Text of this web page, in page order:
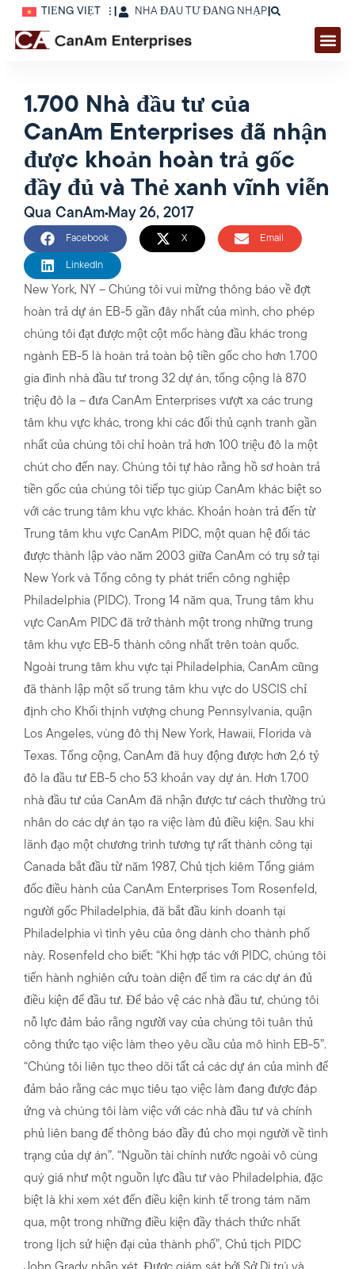
TIẾNG VIỆT NHÀ ĐẦU TƯ ĐĂNG NHẬP |
1.700 Nhà đầu tư của
CanAm Enterprises đã nhận
được khoản hoàn trả gốc
đầy đủ và Thẻ xanh vĩnh viễn
Qua CanAmMay 26, 2017
Facebook X Email
LinkedIn
New York, NY – Chúng tôi vui mừng thông báo về đợt
hoàn trả dự án EB-5 gần đây nhất của mình, cho phép
chúng tôi đạt được một cột mốc hàng đầu khác trong
ngành EB-5 là hoàn trả toàn bộ tiền gốc cho hơn 1.700
gia đình nhà đầu tư trong 32 dự án, tổng cộng là 870
triệu đô la – đưa CanAm Enterprises vượt xa các trung
tâm khu vực khác, trong khi các đối thủ cạnh tranh gần
nhất của chúng tôi chỉ hoàn trả hơn 100 triệu đô la một
chút cho đến nay. Chúng tôi tự hào rằng hồ sơ hoàn trả
tiền gốc của chúng tôi tiếp tục giúp CanAm khác biệt so
với các trung tâm khu vực khác. Khoản hoàn trả đến từ
Trung tâm khu vực CanAm PIDC, một quan hệ đối tác
được thành lập vào năm 2003 giữa CanAm có trụ sở tại
New York và Tổng công ty phát triển công nghiệp
Philadelphia (PIDC). Trong 14 năm qua, Trung tâm khu
vực CanAm PIDC đã trở thành một trong những trung
tâm khu vực EB-5 thành công nhất trên toàn quốc.
Ngoài trung tâm khu vực tại Philadelphia, CanAm cũng
đã thành lập một số trung tâm khu vực do USCIS chỉ
định cho Khối thịnh vượng chung Pennsylvania, quận
Los Angeles, vùng đô thị New York, Hawaii, Florida và
Texas. Tổng cộng, CanAm đã huy động được hơn 2,6 tỷ
đô la đầu tư EB-5 cho 53 khoản vay dự án. Hơn 1.700
nhà đầu tư của CanAm đã nhận được tư cách thường trú
nhân do các dự án tạo ra việc làm đủ điều kiện. Sau khi
lãnh đạo một chương trình tương tự rất thành công tại
Canada bắt đầu từ năm 1987, Chủ tịch kiêm Tổng giám
đốc điều hành của CanAm Enterprises Tom Rosenfeld,
người gốc Philadelphia, đã bắt đầu kinh doanh tại
Philadelphia vì tình yêu của ông dành cho thành phố
này. Rosenfeld cho biết: “Khi hợp tác với PIDC, chúng tôi
tiến hành nghiên cứu toàn diện để tìm ra các dự án đủ
điều kiện để đầu tư. Để bảo vệ các nhà đầu tư, chúng tôi
nỗ lực đảm bảo rằng người vay của chúng tôi tuân thủ
công thức tạo việc làm theo yêu cầu của mô hình EB-5”.
“Chúng tôi liên tục theo dõi tất cả các dự án của mình để
đảm bảo rằng các mục tiêu tạo việc làm đang được đáp
ứng và chúng tôi làm việc với các nhà đầu tư và chính
phủ liên bang để thông báo đầy đủ cho mọi người về tình
trạng của dự án”. “Nguồn tài chính nước ngoài vô cùng
quý giá như một nguồn lực đầu tư vào Philadelphia, đặc
biệt là khi xem xét đến điều kiện kinh tế trong tám năm
qua, một trong những điều kiện đầy thách thức nhất
trong lịch sử hiện đại của thành phố”, Chủ tịch PIDC